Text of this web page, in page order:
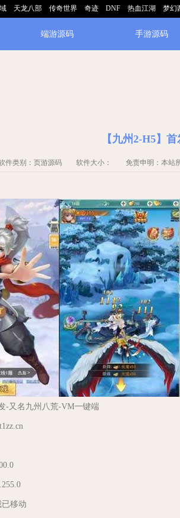
天龙八部 传奇世界 奇迹 DNF 热血江湖 梦幻
端游源码 手游源码
【九州2-H5】
件类别：页游源码 软件大小： 免责申明：本站所
-又名九州八荒-VM一键端
移动